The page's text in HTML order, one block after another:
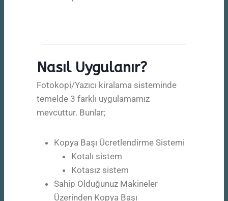
Nasıl Uygulanır?
Fotokopi/Yazıcı kiralama sisteminde
temelde 3 farklı uygulamamız
mevcuttur. Bunlar;
Kopya Başı Ücretlendirme Sistemi
Kotalı sistem
Kotasız sistem
Sahip Olduğunuz Makineler
Üzerinden Kopya Başı